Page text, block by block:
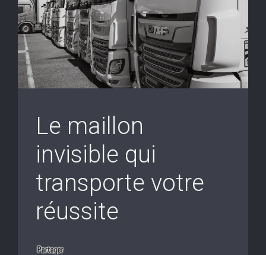
Le maillon
invisible qui
transporte votre
réussite